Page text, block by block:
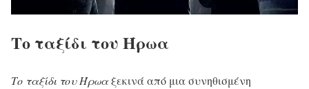
Το ταξίδι του Ήρωα
Το ταξίδι του Ήρωαξεκινά από μια συνηθισμένη